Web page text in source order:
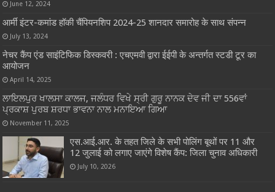
June 12, 2024
आर्मी इंटर-कमांड हॉकी चैंपियनशिप 2024-25 शानदार समारोह के साथ संपन्न
July 13, 2024
नेचर कैंप एंड साइंटिफिक डिस्कवरी : एचएमवी द्वारा ईईपी के अन्तर्गत स्टडी टूर का
आयोजन
April 14, 2025
ਲਾਇਲਪੁਰ ਖਾਲਸਾ ਕਾਲਜ, ਜਲੰਧਰ ਵਿਖੇ ਸ੍ਰੀ ਗੁਰੂ ਨਾਨਕ ਦੇਵ ਜੀ ਦਾ 556ਵਾਂ
ਪ੍ਰਕਾਸ਼ ਪੁਰਬ ਸ਼ਰਧਾ ਭਾਵਨਾ ਨਾਲ ਮਨਾਇਆ ਗਿਆ
November 11, 2025
एस.आई.आर. के तहत जिले के सभी पोलिंग बूथों पर 11 और
12 जुलाई को लगाए जाएंगे विशेष कैंप: जिला चुनाव अधिकारी
July 10, 2026